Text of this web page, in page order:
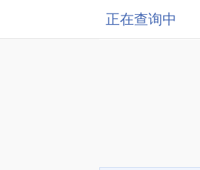
正在查询中